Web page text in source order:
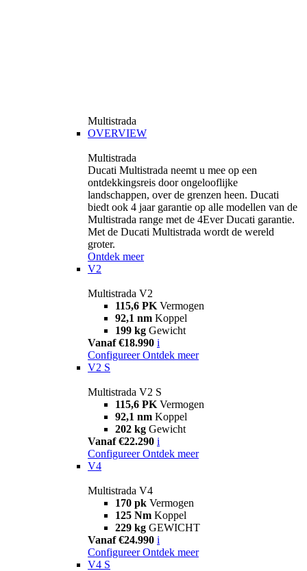
Multistrada
OVERVIEW
Multistrada
Ducati Multistrada neemt u mee op een
ontdekkingsreis door ongelooflijke
landschappen, over de grenzen heen. Ducati
biedt ook 4 jaar garantie op alle modellen van de
Multistrada range met de 4Ever Ducati garantie.
Met de Ducati Multistrada wordt de wereld
groter.
Ontdek meer
V2
Multistrada V2
115,6 PK Vermogen
92,1 nm Koppel
199 kg Gewicht
Vanaf €18.990 i
Configureer Ontdek meer
V2 S
Multistrada V2 S
115,6 PK Vermogen
92,1 nm Koppel
202 kg Gewicht
Vanaf €22.290 i
Configureer Ontdek meer
V4
Multistrada V4
170 pk Vermogen
125 Nm Koppel
229 kg GEWICHT
Vanaf €24.990 i
Configureer Ontdek meer
V4 S